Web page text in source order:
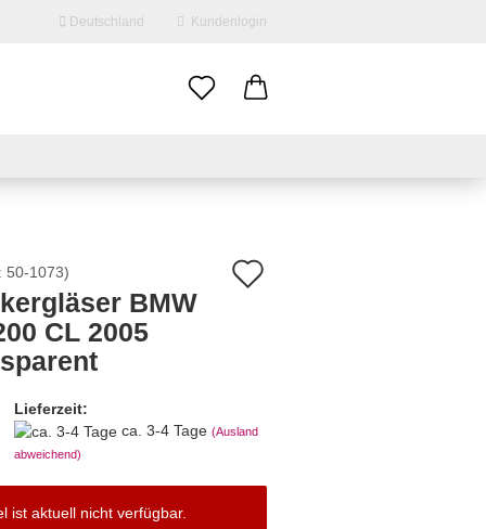
Deutschland Kundenlogin
vergessen?
50-1073)
BMW
CL 2005
Lieferzeit:
ca. 3-4 Tage (Ausland
abweichend)
ist aktuell nicht verfügbar.